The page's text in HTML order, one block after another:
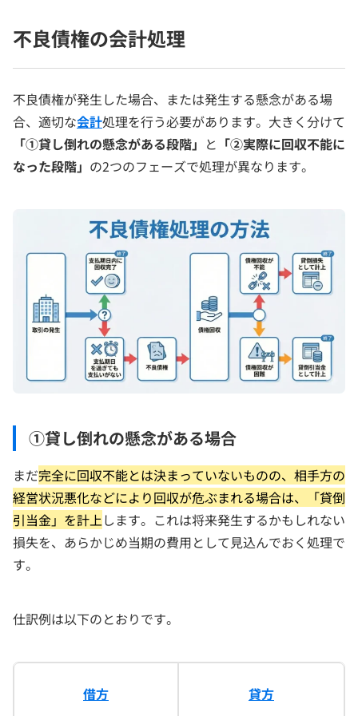
不良債権の会計処理
不良債権が発生した場合、または発生する懸念がある場
合、適切な会計処理を行う必要があります。大きく分けて
「①貸し倒れの懸念がある段階」 と 「②実際に回収不能に
なった段階」 の2つのフェーズで処理が異なります。
①貸し倒れの懸念がある場合
まだ完全に回収不能とは決まっていないものの、相手方の
経営状況悪化などにより回収が危ぶまれる場合は、「貸倒
引当金」を計上します。これは将来発生するかもしれない
損失を、あらかじめ当期の費用として見込んでおく処理で
す。
仕訳例は以下のとおりです。
借方 貸方